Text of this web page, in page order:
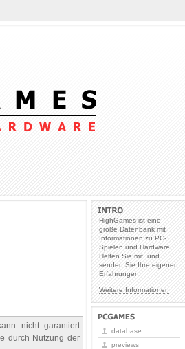
HighGames ist eine
große Datenbank mit
Informationen zu PC-
Spielen und Hardware.
Helfen Sie mit, und
senden Sie Ihre eigenen
Erfahrungen.
Weitere Informationen
nicht garantiert
durch Nutzung der
database
previews